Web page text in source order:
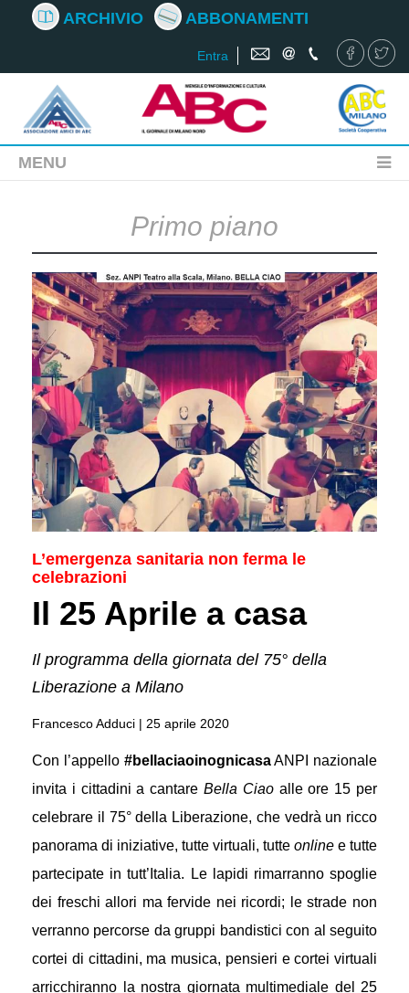
ARCHIVIO ABBONAMENTI
Entra
MENU
Primo piano
L’emergenza sanitaria non ferma le
celebrazioni
Il 25 Aprile a casa
Il programma della giornata del 75° della
Liberazione a Milano
Francesco Adduci | 25 aprile 2020
Con l’appello #bellaciaoinognicasaANPI nazionale
invita i cittadini a cantare Bella Ciaoalle ore 15 per
celebrare il 75° della Liberazione, che vedrà un ricco
panorama di iniziative, tutte virtuali, tutte online e tutte
partecipate in tutt’Italia. Le lapidi rimarranno spoglie
dei freschi allori ma fervide nei ricordi; le strade non
verranno percorse da gruppi bandistici con al seguito
cortei di cittadini, ma musica, pensieri e cortei virtuali
arricchiranno la nostra giornata multimediale del 25